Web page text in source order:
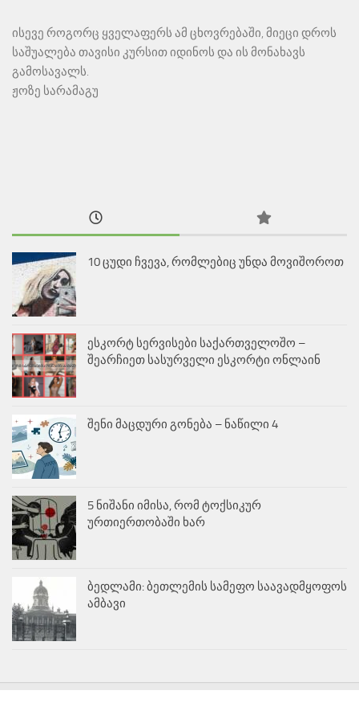
ისევე როგორც ყველაფერს ამ ცხოვრებაში, მიეცი დროს
საშუალება თავისი კურსით იდინოს და ის მონახავს
გამოსავალს.
ჟოზე სარამაგუ
10 ცუდი ჩვევა, რომლებიც უნდა მოვიშოროთ
ესკორტ სერვისები საქართველოშო –
შეარჩიეთ სასურველი ესკორტი ონლაინ
შენი მაცდური გონება – ნაწილი 4
5 ნიშანი იმისა, რომ ტოქსიკურ
ურთიერთობაში ხარ
ბედლამი: ბეთლემის სამეფო საავადმყოფოს
ამბავი